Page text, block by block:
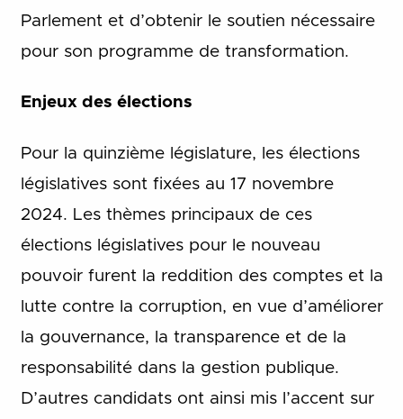
Parlement et d’obtenir le soutien nécessaire
pour son programme de transformation.
Enjeux des élections
Pour la quinzième législature, les élections
législatives sont fixées au 17 novembre
2024. Les thèmes principaux de ces
élections législatives pour le nouveau
pouvoir furent la reddition des comptes et la
lutte contre la corruption, en vue d’améliorer
la gouvernance, la transparence et de la
responsabilité dans la gestion publique.
D’autres candidats ont ainsi mis l’accent sur